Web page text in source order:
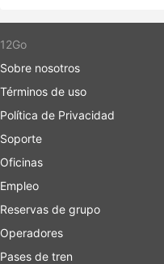
12Go
Sobre nosotros
Términos de uso
Política de Privacidad
Soporte
Oficinas
Empleo
Reservas de grupo
Operadores
Pases de tren